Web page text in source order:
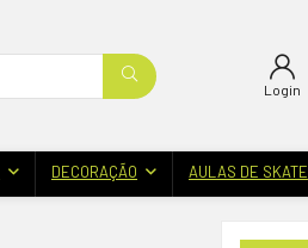
Login
DECORAÇÃO AULAS DE SKATE